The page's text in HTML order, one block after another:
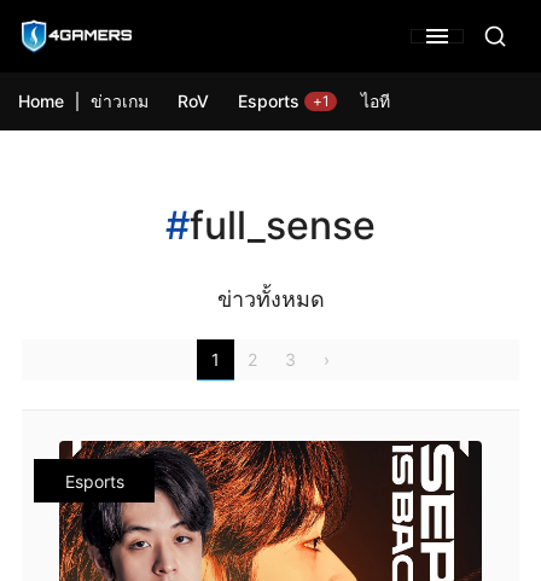
Home ข่าวเกม RoV Esports +1 ไอที
#full_sense
ข่าวทั้งหมด
1 2 3 ›
Esports